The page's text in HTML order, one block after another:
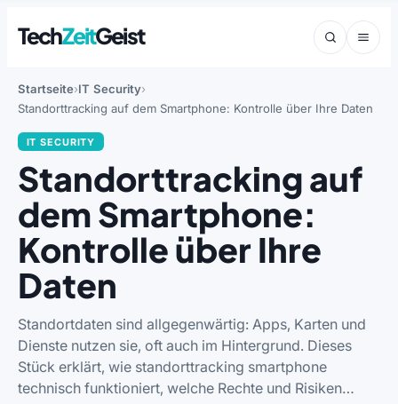
TechZeitGeist
Startseite IT Security
Standorttracking auf dem Smartphone: Kontrolle über Ihre Daten
IT SECURITY
Standorttracking auf
dem Smartphone:
Kontrolle über Ihre
Daten
Standortdaten sind allgegenwärtig: Apps, Karten und
Dienste nutzen sie, oft auch im Hintergrund. Dieses
Stück erklärt, wie standorttracking smartphone
technisch funktioniert, welche Rechte und Risiken…